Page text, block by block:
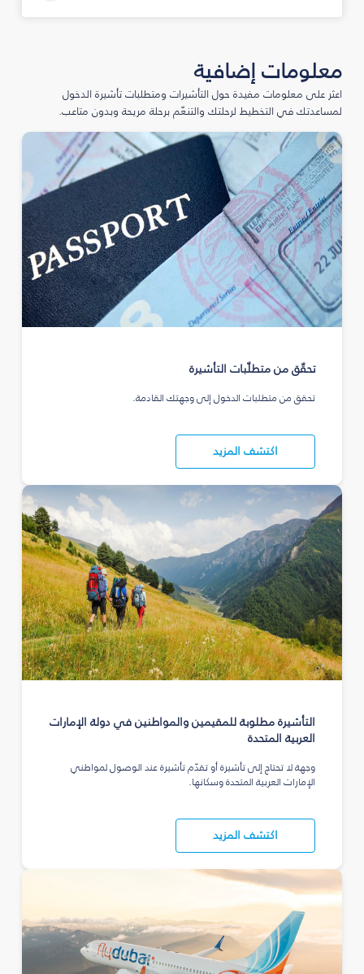
معلومات إضافية
اعثر على معلومات مفيدة حول التأشيرات ومتطلبات تأشيرة الدخول
لمساعدتك في التخطيط لرحلتك والتنعّم برحلة مريحة وبدون متاعب.
تحقّق من متطلّبات التأشيرة
تحقق من متطلبات الدخول إلى وجهتك القادمة.
اكتشف المزيد
التأشيرة مطلوبة للمقيمين والمواطنين في دولة الإمارات
العربية المتحدة
وجهة لا تحتاج إلى تأشيرة أو تقدّم تأشيرة عند الوصول لمواطني
الإمارات العربية المتحدة وسكانها.
اكتشف المزيد